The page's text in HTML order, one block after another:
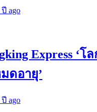
ปี ago
Express ‘โ
ดอายุ’
ปี ago